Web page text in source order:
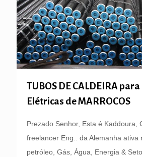
TUBOS DE CALDEIRA
Elétricas de MARROCOS
Prezado Senhor, Esta é Kaddoura,
freelancer Eng.. da Alemanha ativa
petróleo, Gás, Água, Energia &